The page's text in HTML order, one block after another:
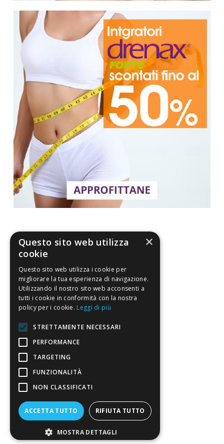
La nostra convenienza
Il risparmio che fa ambiente
Il nostro manifesto
Il blog
Perché fidarti
Vendi con noi
Chi siamo
Chi Siamo
Sostegno e riconoscimenti
Servizio clienti
×
Questo sito web utilizza
cookie
Questo sito web utilizza i cookie per
migliorare la tua esperienza di navigazione.
Utilizzando il nostro sito web acconsenti a
tutti i cookie in conformità con la nostra
policy per i cookie. Leggi di più
STRETTAMENTE NECESSARI
PERFORMANCE
TARGETING
FUNZIONALITÀ
NON CLASSIFICATI
ACCETTA TUTTO RIFIUTA TUTTO
MOSTRA DETTAGLI